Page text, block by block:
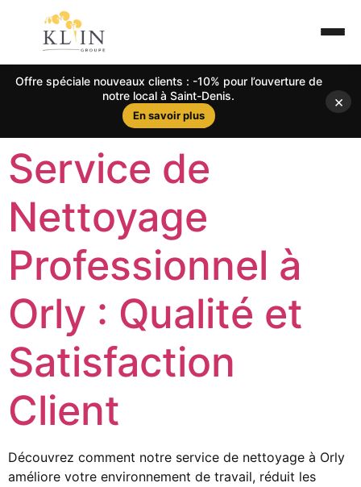
Offre spéciale nouveaux clients : -10% pour l’ouverture de
notre local à Saint-Denis.
En savoir plus
×
Service de
Nettoyage
Professionnel à
Orly : Qualité et
Satisfaction
Client
Découvrez comment notre service de nettoyage à Orly
améliore votre environnement de travail, réduit les